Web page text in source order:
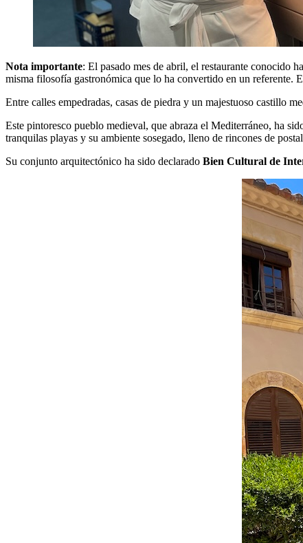
Nota importante: El pasado mes de abril, el restaurante conocido
misma filosofía gastronómica que lo ha convertido en un referente.
Entre calles empedradas, casas de piedra y un majestuoso castillo
Este pintoresco pueblo medieval, que abraza el Mediterráneo, ha
tranquilas playas y su ambiente sosegado, lleno de rincones de
Su conjunto arquitectónico ha sido declarado Bien Cultural de